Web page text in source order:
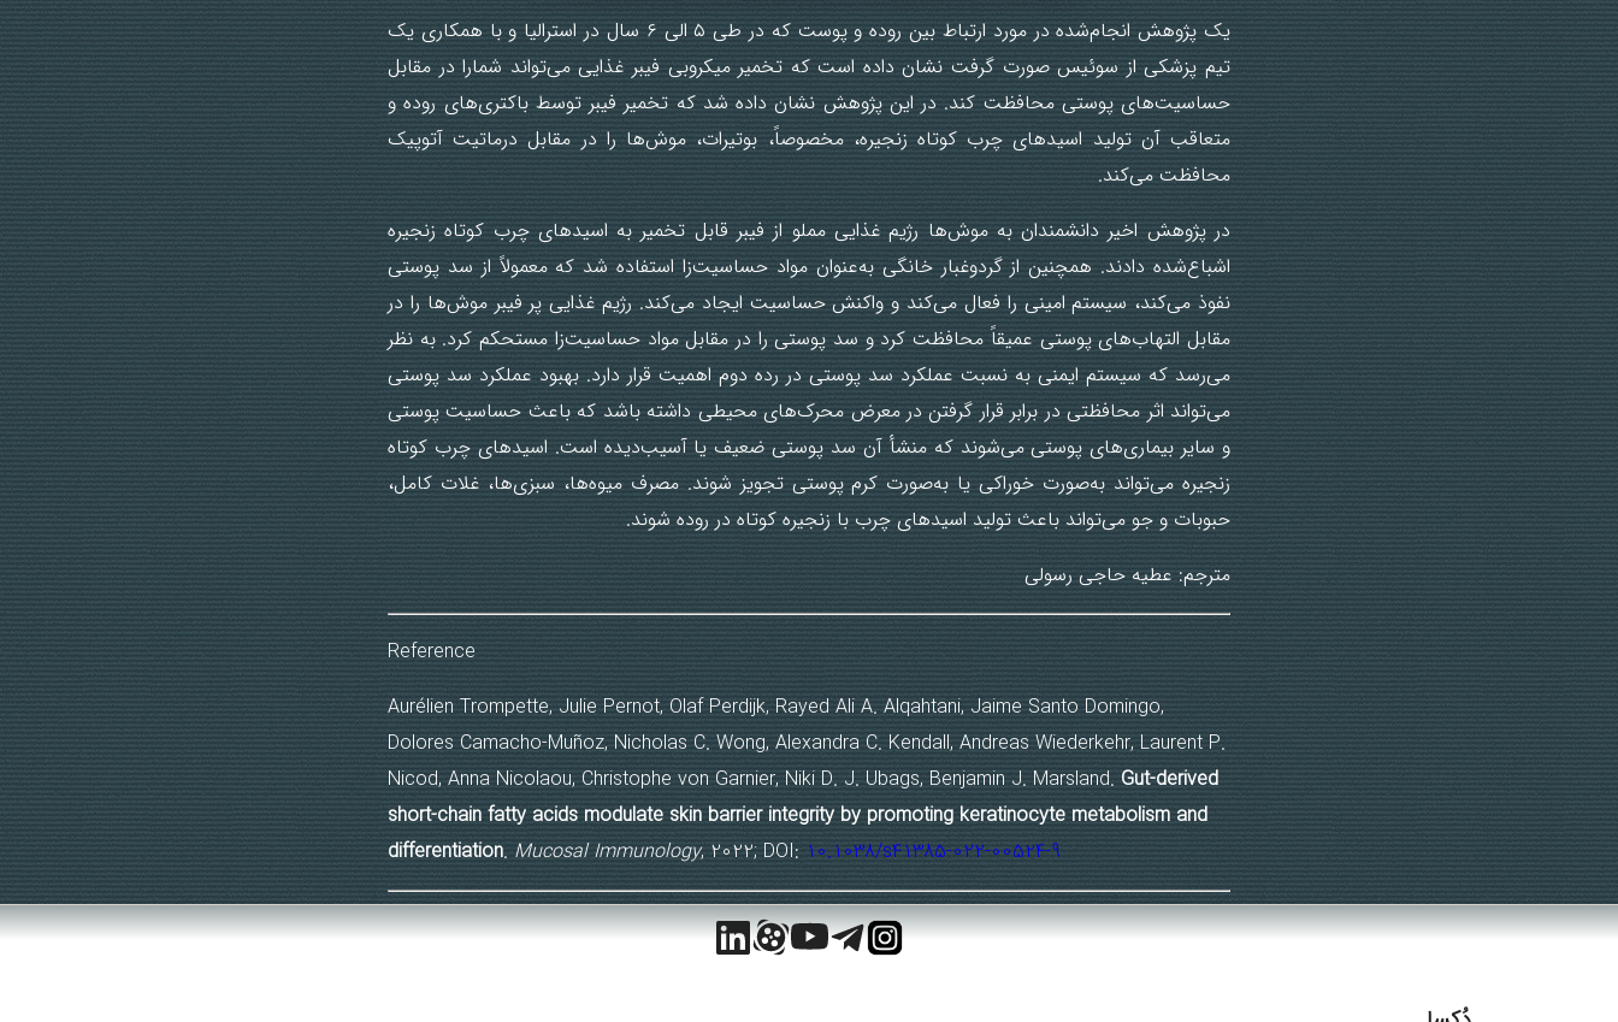
یک پژوهش انجام‌شده در مورد ارتباط بین روده و پوست که در طی ۵ الی ٦ سال در استرالیا و با همکاری یک
تیم پزشکی از سوئیس صورت گرفت نشان داده است که تخمیر میکروبی فیبر غذایی می‌تواند شمارا در مقابل
حساسیت‌های پوستی محافظت کند. در این پژوهش نشان داده شد که تخمیر فیبر توسط باکتری‌های روده و
متعاقب آن تولید اسیدهای چرب کوتاه زنجیره، مخصوصاً، بوتیرات، موش‌ها را در مقابل درماتیت آتوپیک
محافظت می‌کند.
در پژوهش اخیر دانشمندان به موش‌ها رژیم غذایی مملو از فیبر قابل تخمیر به اسیدهای چرب کوتاه زنجیره
اشباع‌شده دادند. همچنین از گردوغبار خانگی به‌عنوان مواد حساسیت‌زا استفاده شد که معمولاً از سد پوستی
نفوذ می‌کند، سیستم امینی را فعال می‌کند و واکنش حساسیت ایجاد می‌کند. رژیم غذایی پر فیبر موش‌ها را در
مقابل التهاب‌های پوستی عمیقاً محافظت کرد و سد پوستی را در مقابل مواد حساسیت‌زا مستحکم کرد. به نظر
می‌رسد که سیستم ایمنی به نسبت عملکرد سد پوستی در رده دوم اهمیت قرار دارد. بهبود عملکرد سد پوستی
می‌تواند اثر محافظتی در برابر قرار گرفتن در معرض محرک‌های محیطی داشته باشد که باعث حساسیت پوستی
و سایر بیماری‌های پوستی می‌شوند که منشأ آن سد پوستی ضعیف یا آسیب‌دیده است. اسیدهای چرب کوتاه
زنجیره می‌تواند به‌صورت خوراکی یا به‌صورت کرم پوستی تجویز شوند. مصرف میوه‌ها، سبزی‌ها، غلات کامل،
حبوبات و جو می‌تواند باعث تولید اسیدهای چرب با زنجیره کوتاه در روده شوند.
مترجم: عطیه حاجی رسولی
Reference
Aurélien Trompette, Julie Pernot, Olaf Perdijk, Rayed Ali A. Alqahtani, Jaime Santo Domingo,
Dolores Camacho-Muñoz, Nicholas C. Wong, Alexandra C. Kendall, Andreas Wiederkehr, Laurent P.
Nicod, Anna Nicolaou, Christophe von Garnier, Niki D. J. Ubags, Benjamin J. Marsland. Gut-derived
short-chain fatty acids modulate skin barrier integrity by promoting keratinocyte metabolism and
differentiation. Mucosal Immunology, 2022; DOI:10.1038/s41385-022-00524-9